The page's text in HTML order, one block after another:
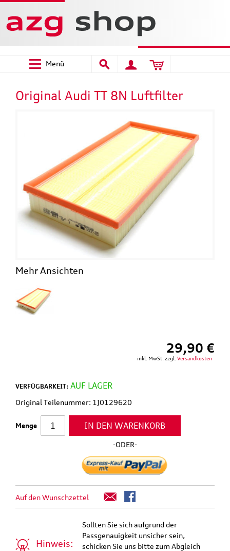
Menü
Original Audi TT 8N Luftfilter
Mehr Ansichten
29,90 €
inkl. MwSt. zzgl. Versandkosten
VERFÜGBARKEIT: AUF LAGER
Original Teilenummer: 1J0129620
Menge IN DEN WARENKORB
-ODER-
Auf den Wunschzettel
Hinweis:
Sollten Sie sich aufgrund der
Passgenauigkeit unsicher sein,
schicken Sie uns bitte zum Abgleich